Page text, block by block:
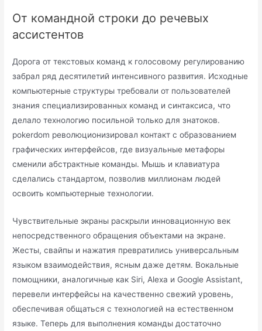
От командной строки до речевых
ассистентов
Дорога от текстовых команд к голосовому регулированию
забрал ряд десятилетий интенсивного развития. Исходные
компьютерные структуры требовали от пользователей
знания специализированных команд и синтаксиса, что
делало технологию посильной только для знатоков.
pokerdom революционизировал контакт с образованием
графических интерфейсов, где визуальные метафоры
сменили абстрактные команды. Мышь и клавиатура
сделались стандартом, позволив миллионам людей
освоить компьютерные технологии.
Чувствительные экраны раскрыли инновационную век
непосредственного обращения объектами на экране.
Жесты, свайпы и нажатия превратились универсальным
языком взаимодействия, ясным даже детям. Вокальные
помощники, аналогичные как Siri, Alexa и Google Assistant,
перевели интерфейсы на качественно свежий уровень,
обеспечивая общаться с технологией на естественном
языке. Теперь для выполнения команды достаточно